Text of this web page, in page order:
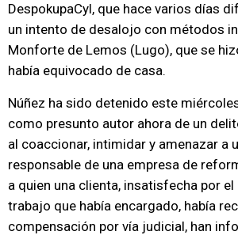
DespokupaCyl, que hace varios días
un intento de desalojo con métodos
Monforte de Lemos (Lugo), que se
había equivocado de casa.
Núñez ha sido detenido este
como presunto autor ahora de un
al coaccionar, intimidar y amenazar a
responsable de una empresa de
a quien una clienta, insatisfecha por
trabajo que había encargado, había
compensación por vía judicial, han